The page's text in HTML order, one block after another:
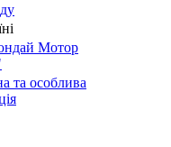
Мотор
та особлива